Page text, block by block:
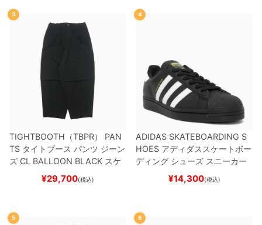
3
TIGHTBOOTH（TBPR） PAN
TS タイトブース パンツ ジーン
ズ CL BALLOON BLACK スケ
ートボード スケボー
¥29,700(税込)
4
ADIDAS SKATEBOARDING S
HOES アディダススケートボー
ディング シューズ スニーカー
スーパースター SUPERSTAR A
BLACK/WHITE/WHITE
ー
¥14,300(税込)
5 6